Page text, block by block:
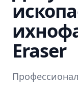
Eraser